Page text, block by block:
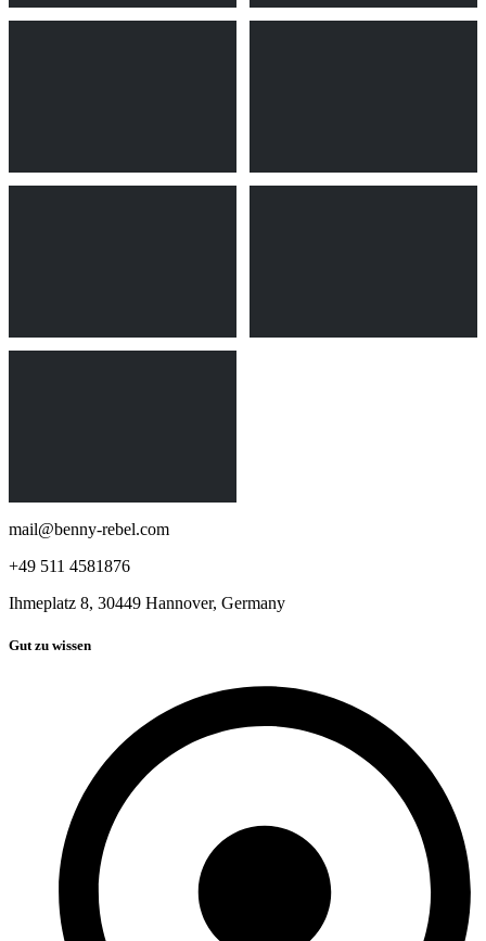
mail@benny-rebel.com
+49 511 4581876
Ihmeplatz 8, 30449 Hannover, Germany
Gut zu wissen